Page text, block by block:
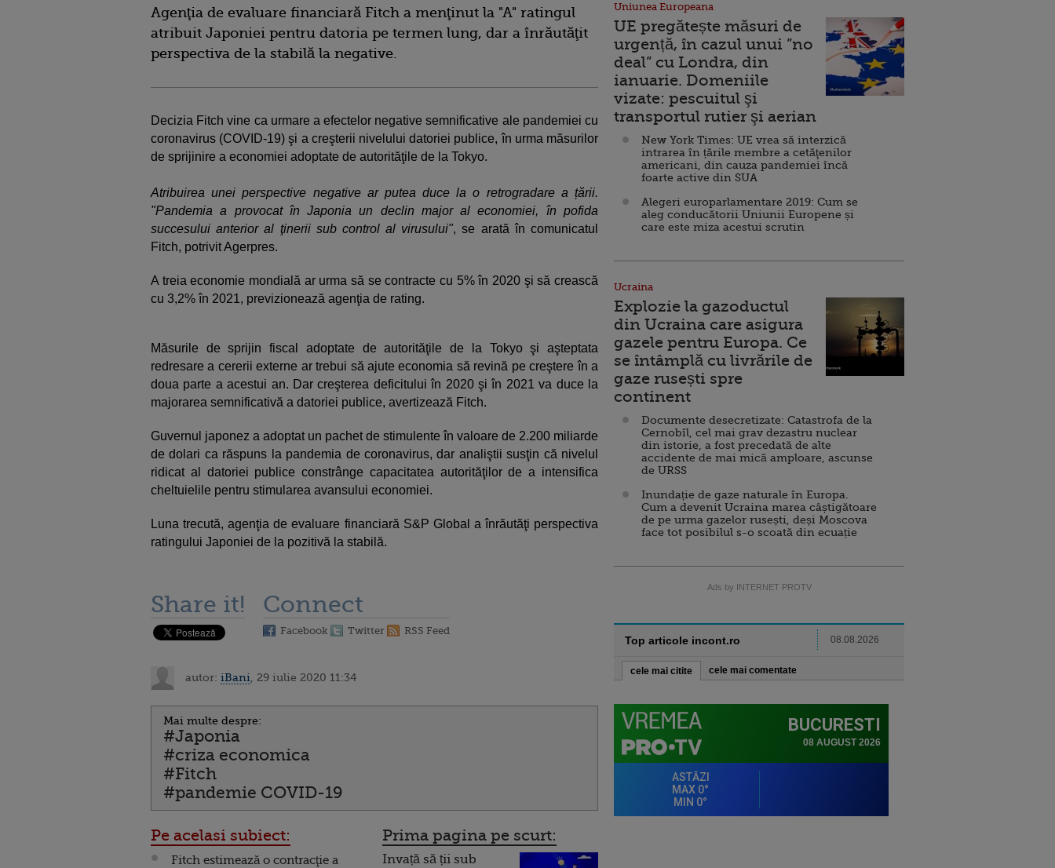
Agenţia de evaluare financiară Fitch a menţinut la "A" ratingul
atribuit Japoniei pentru datoria pe termen lung, dar a înrăutăţit
perspectiva de la stabilă la negative.
Decizia Fitch vine ca urmare a efectelor negative semnificative ale pandemiei cu
coronavirus (COVID-19) şi a creşterii nivelului datoriei publice, în urma măsurilor
de sprijinire a economiei adoptate de autorităţile de la Tokyo.
Atribuirea unei perspective negative ar putea duce la o retrogradare a țării.
"Pandemia a provocat în Japonia un declin major al economiei, în pofida
succesului anterior al ţinerii sub control al virusului", se arată în comunicatul
Fitch, potrivit Agerpres.
A treia economie mondială ar urma să se contracte cu 5% în 2020 şi să crească
cu 3,2% în 2021, previzionează agenţia de rating.
Măsurile de sprijin fiscal adoptate de autorităţile de la Tokyo şi aşteptata
redresare a cererii externe ar trebui să ajute economia să revină pe creştere în a
doua parte a acestui an. Dar creşterea deficitului în 2020 şi în 2021 va duce la
majorarea semnificativă a datoriei publice, avertizează Fitch.
Guvernul japonez a adoptat un pachet de stimulente în valoare de 2.200 miliarde
de dolari ca răspuns la pandemia de coronavirus, dar analiştii susţin că nivelul
ridicat al datoriei publice constrânge capacitatea autorităţilor de a intensifica
cheltuielile pentru stimularea avansului economiei.
Luna trecută, agenţia de evaluare financiară S&P Global a înrăutăţi perspectiva
ratingului Japoniei de la pozitivă la stabilă.
Share it! Connect
Facebook Twitter RSS Feed
autor: iBani , 29 iulie 2020 11:34
Mai multe despre:
#Japonia
#criza economica
#Fitch
#pandemie COVID-19
Pe acelasi subiect:
Fitch estimează o contracţie a
Prima pagina pe scurt:
Invață să ții sub
Uniunea Europeana
UE pregătește măsuri de
urgență, în cazul unui ”no
deal” cu Londra, din
ianuarie. Domeniile
vizate: pescuitul şi
transportul rutier şi aerian
New York Times: UE vrea să interzică
intrarea în țările membre a cetăţenilor
americani, din cauza pandemiei încă
foarte active din SUA
Alegeri europarlamentare 2019: Cum se
aleg conducătorii Uniunii Europene și
care este miza acestui scrutin
Ucraina
Explozie la gazoductul
din Ucraina care asigura
gazele pentru Europa. Ce
se întâmplă cu livrările de
gaze rusești spre
continent
Documente desecretizate: Catastrofa de la
Cernobîl, cel mai grav dezastru nuclear
din istorie, a fost precedată de alte
accidente de mai mică amploare, ascunse
de URSS
Inundație de gaze naturale în Europa.
Cum a devenit Ucraina marea câștigătoare
de pe urma gazelor rusești, deși Moscova
face tot posibilul s-o scoată din ecuație
Ads by INTERNET PROTV
Top articole incont.ro 08.08.2026
cele mai citite cele mai comentate